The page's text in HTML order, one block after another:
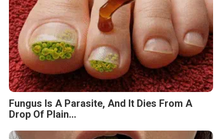
Fungus Is A Parasite, And It Dies From A
Drop Of Plain...